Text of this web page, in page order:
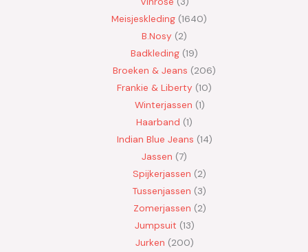
Meisjeskleding 1640
B.Nosy
2
Badkleding 19
Broeken & Jeans
206
Frankie & Liberty 10
Winterjassen 1
Haarband 1
Indian Blue Jeans 14
Jassen 7
Spijkerjassen
2
Tussenjassen
3
Zomerjassen 2
Jumpsuit 13
Jurken 200